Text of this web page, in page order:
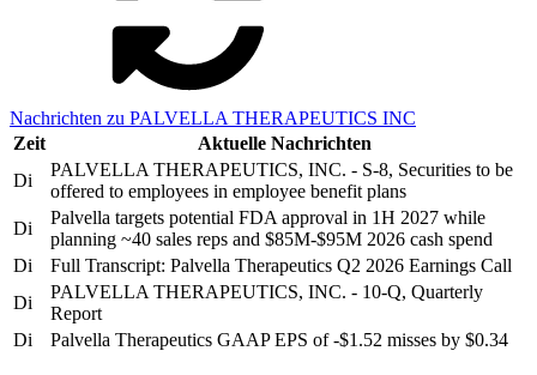
Nachrichten zu PALVELLA THERAPEUTICS INC
Zeit
Aktuelle Nachrichten
Di
PALVELLA THERAPEUTICS, INC. - S-8, Securities to be
offered to employees in employee benefit plans
Di
Palvella targets potential FDA approval in 1H 2027 while
planning ~40 sales reps and $85M-$95M 2026 cash spend
Di
Full Transcript: Palvella Therapeutics Q2 2026 Earnings Call
Di
PALVELLA THERAPEUTICS, INC. - 10-Q, Quarterly
Report
Di
Palvella Therapeutics GAAP EPS of -$1.52 misses by $0.34